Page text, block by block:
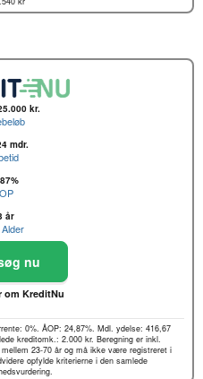
kr.
mdr.
år
nu
om KreditNu
0%. ÅOP: 24,87%. Mdl. ydelse: 416,67
kreditomk.: 2.000 kr. Beregning er inkl.
23-70 år og må ikke være registreret i
opfylde kriterierne i den samlede